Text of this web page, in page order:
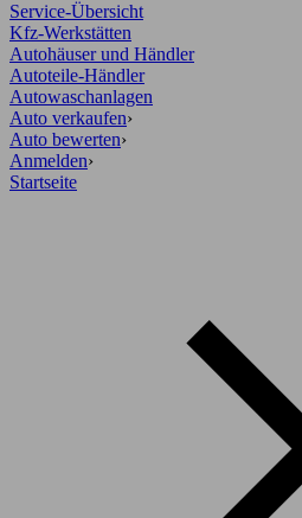
Service-Übersicht
Kfz-Werkstätten
Autohäuser und Händler
Autoteile-Händler
Autowaschanlagen
Auto verkaufen›
Auto bewerten›
Anmelden›
Startseite